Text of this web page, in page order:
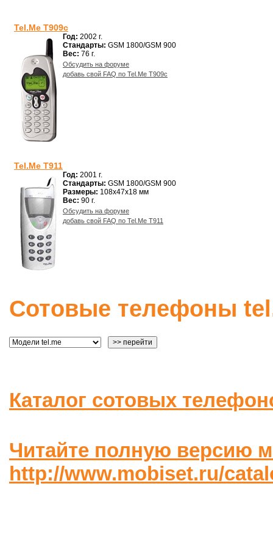
Tel.Me T909c
Год: 2002 г.
Стандарты: GSM 1800/GSM 900
Вес: 76 г.
Обсудить на форуме
добавь свой FAQ по Tel.Me T909c
Tel.Me T911
Год: 2001 г.
Стандарты: GSM 1800/GSM 900
Размеры: 108x47x18 мм
Вес: 90 г.
Обсудить на форуме
добавь свой FAQ по Tel.Me T911
Сотовые телефоны
Каталог сотовых
Читайте полную версию
http://www.mobiset.ru/